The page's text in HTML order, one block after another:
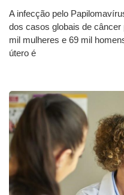
A infecção pelo
dos casos globais de
mil mulheres e 69 mil
útero é